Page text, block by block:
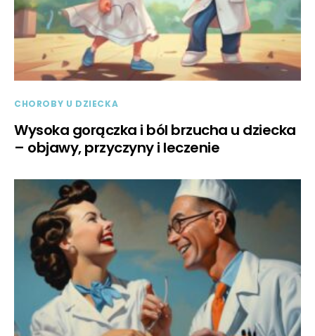
CHOROBY U DZIECKA
Wysoka gorączka i ból brzucha u dziecka
– objawy, przyczyny i leczenie